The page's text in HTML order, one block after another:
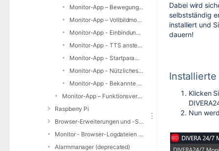
Monitor-App – Bewegungsmelder einbinden
Monitor-App – Vollbildmodus beenden / Menüleiste einblenden
Monitor-App - Einbindung und Auslösung von Skripten / Smart-Home Steuerung
Monitor-App - TTS ansteuern und gestalten
Monitor-App - Startparameter und mehrere Instanzen
Monitor-App - Nützliches und allgemeine Tipps
Monitor-App - Bekannte Probleme
Monitor-App – Funktionsvergleich Alarmmanager
Raspberry Pi
Browser-Erweiterungen und -Skripte
Monitor - Browser-Logdateien erstellen
Alarmmanager (deprecated)
Dabei wird
selbstständig
installiert und
dauern!
Klicken
Nun